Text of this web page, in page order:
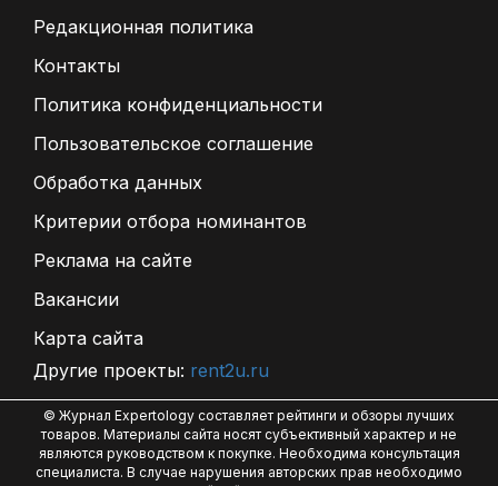
Редакционная политика
Контакты
Политика конфиденциальности
Пользовательское соглашение
Обработка данных
Критерии отбора номинантов
Реклама на сайте
Вакансии
Карта сайта
Другие проекты: rent2u.ru
© Журнал Expertology составляет рейтинги и обзоры лучших
товаров. Материалы сайта носят субъективный характер и не
являются руководством к покупке. Необходима консультация
специалиста. В случае нарушения авторских прав необходимо